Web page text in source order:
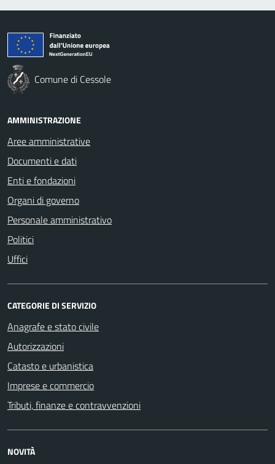
Comune di Cessole
AMMINISTRAZIONE
Aree amministrative
Documenti e dati
Enti e fondazioni
Organi di governo
Personale amministrativo
Politici
Uffici
CATEGORIE DI SERVIZIO
Anagrafe e stato civile
Autorizzazioni
Catasto e urbanistica
Imprese e commercio
Tributi, finanze e contravvenzioni
NOVITÀ